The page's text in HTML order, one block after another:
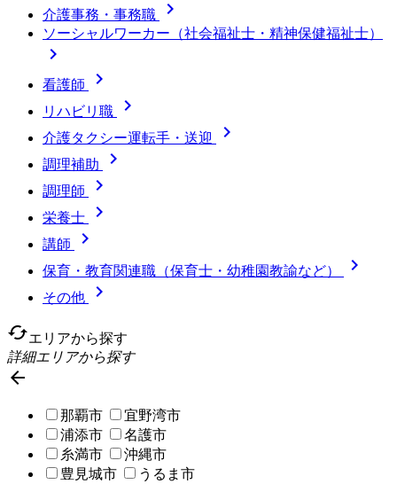
介護事務・事務職 
ソーシャルワーカー（社会福祉士・精神保健福祉士）

看護師 
リハビリ職 
介護タクシー運転手・送迎 
調理補助 
調理師 
栄養士 
講師 
保育・教育関連職（保育士・幼稚園教諭など） 
その他

cachedエリアから探す
詳細エリアから探す

那覇市
宜野湾市
浦添市
名護市
糸満市
沖縄市
豊見城市
うるま市